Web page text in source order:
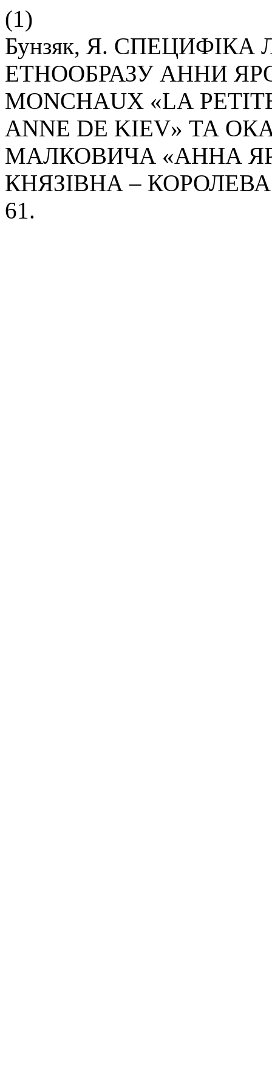
(1)
Бунзяк, Я. СПЕЦИФІКА
ЕТНООБРАЗУ АННИ
MONCHAUX «LА
ANNE DE KIEV» ТА
МАЛКОВИЧА «АННА
КНЯЗІВНА –
61.